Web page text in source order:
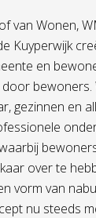
van Wonen,
Kuyperwijk
en
bewoners.
gezinnen en
over te
vorm van
nu steeds